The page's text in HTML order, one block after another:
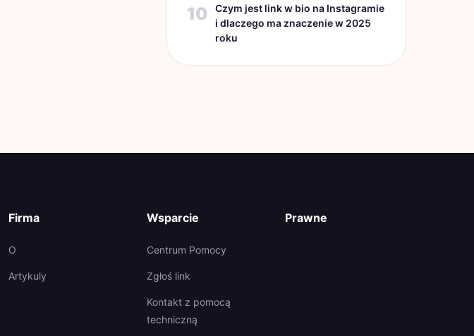
10
Czym jest link w bio na Instagramie
i dlaczego ma znaczenie w 2025
roku
Firma
O
Artykuly
Wsparcie
Centrum Pomocy
Zgłoś link
Kontakt z pomocą
techniczną
Prawne